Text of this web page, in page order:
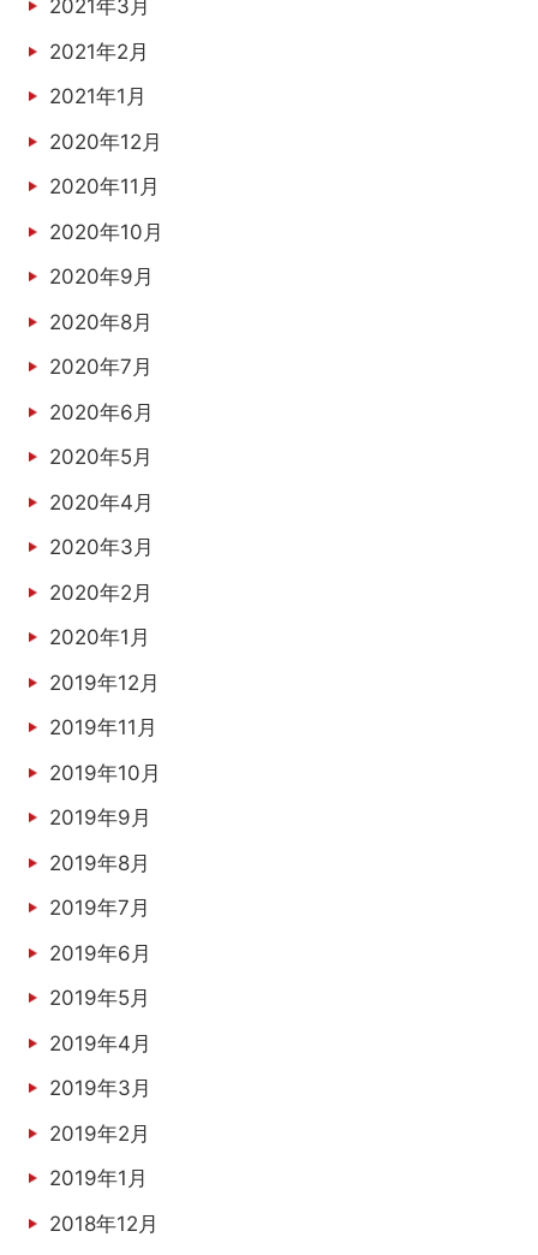
2021年3月
2021年2月
2021年1月
2020年12月
2020年11月
2020年10月
2020年9月
2020年8月
2020年7月
2020年6月
2020年5月
2020年4月
2020年3月
2020年2月
2020年1月
2019年12月
2019年11月
2019年10月
2019年9月
2019年8月
2019年7月
2019年6月
2019年5月
2019年4月
2019年3月
2019年2月
2019年1月
2018年12月